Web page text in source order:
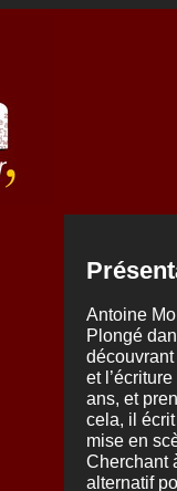
Antoine
Plongé
et
ans, et
cela, il
mise en
Cherchant
alternatif